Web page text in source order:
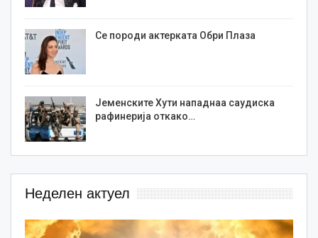
Се породи актерката Обри Плаза
Јеменските Хути нападнаа саудиска
рафинерија откако…
Неделен актуел